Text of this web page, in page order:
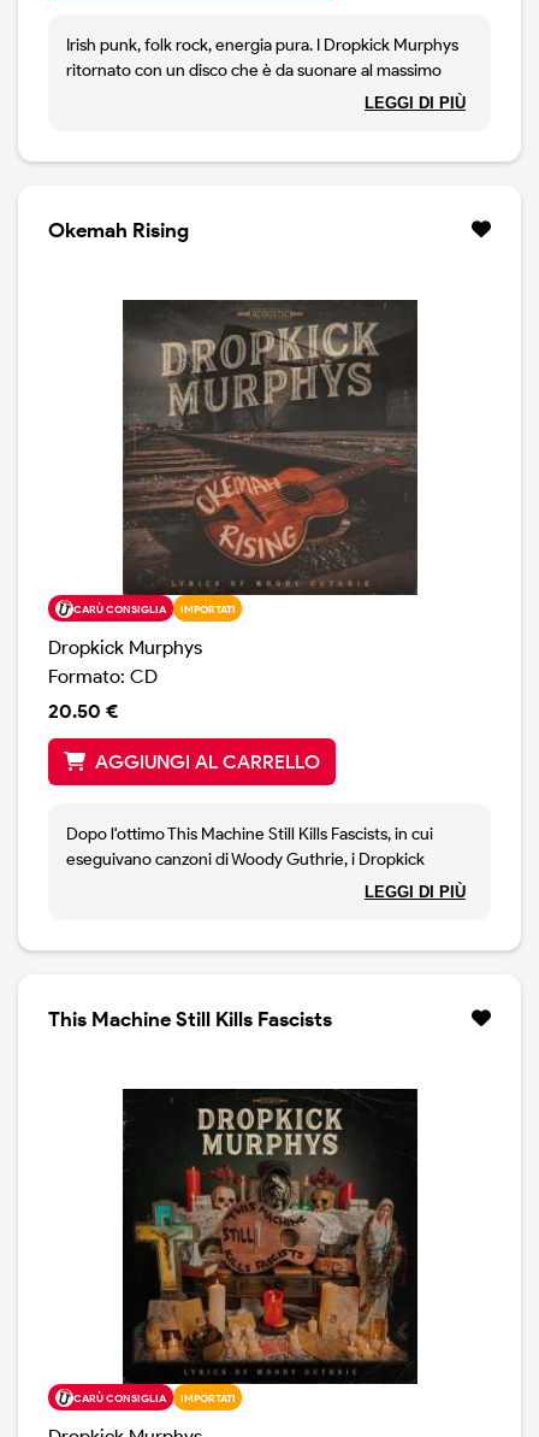
Irish punk, folk rock, energia pura. I Dropkick Murphys
ritornato con un disco che è da suonare al massimo
volume, undici canzoni potenti e coinvolgenti.LEGGI DI PIÙ
Okemah Rising
CARÙ CONSIGLIA IMPORTATI
Dropkick Murphys
Formato: CD
20.50 €
AGGIUNGI AL CARRELLO
Dopo l'ottimo This Machine Still Kills Fascists, in cui
eseguivano canzoni di Woody Guthrie, i Dropkick
Murphys se ne sono andati in Oklahoma ad incidere il
grande musica, al servizio del popolo. Ed il disco, in cui
coinvolto, più tosto, più diretto. Grazie anche alla
produzione attenta di Ted Hutt. This Album Kills the
LEGGI DI PIÙ
This Machine Still Kills Fascists
CARÙ CONSIGLIA IMPORTATI